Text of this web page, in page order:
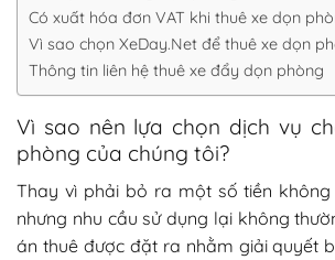
Có xuất hóa đơn VAT khi thuê xe dọn
Vì sao chọn XeDay.Net để thuê xe dọn
Thông tin liên hệ thuê xe đẩy dọn phòng
Vì sao nên lựa chọn dịch vụ
phòng của chúng tôi?
Thay vì phải bỏ ra một số tiền
nhưng nhu cầu sử dụng lại không
án thuê được đặt ra nhằm giải quyết